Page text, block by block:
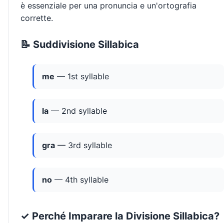
è essenziale per una pronuncia e un'ortografia
corrette.
📝 Suddivisione Sillabica
me — 1st syllable
la — 2nd syllable
gra — 3rd syllable
no — 4th syllable
✓ Perché Imparare la Divisione Sillabica?